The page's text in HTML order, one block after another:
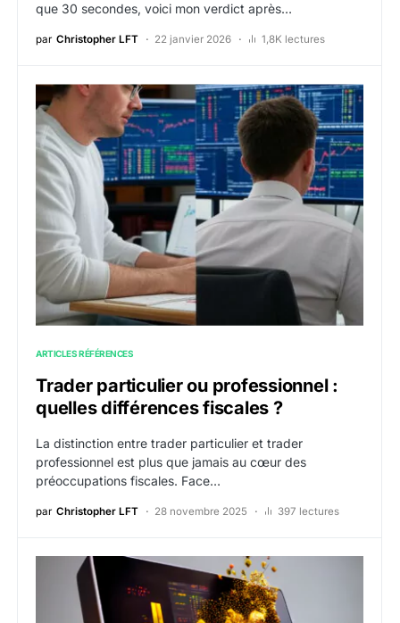
que 30 secondes, voici mon verdict après…
par Christopher LFT 22 janvier 2026 1,8K lectures
ARTICLES RÉFÉRENCES
Trader particulier ou professionnel :
quelles différences fiscales ?
La distinction entre trader particulier et trader
professionnel est plus que jamais au cœur des
préoccupations fiscales. Face…
par Christopher LFT 28 novembre 2025 397 lectures